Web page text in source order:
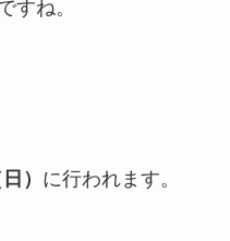
すね。
） に行われます。